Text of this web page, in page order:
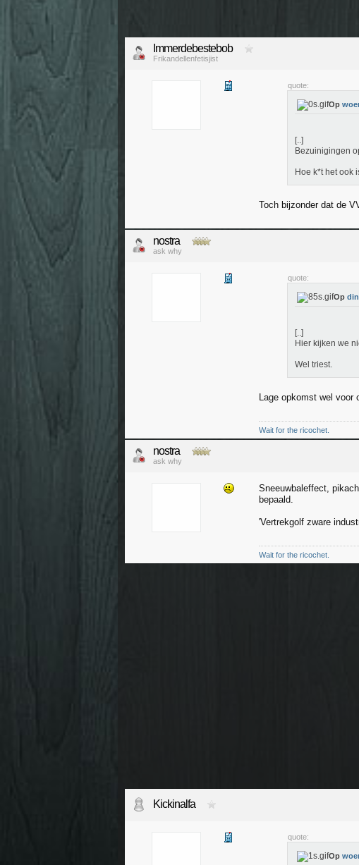
Immerdebestebob
Frikandellenfetisjist
quote:
Op
[..]
Bezuinigingen
Hoe k*t het ook
Toch bijzonder dat de
nostra
ask why
quote:
Op
[..]
Hier kijken we
Wel triest.
Lage opkomst wel voor
Wait for the ricochet.
nostra
ask why
Sneeuwbaleffect,
bepaald.
'Vertrekgolf zware
Wait for the ricochet.
Kickinalfa
quote:
Op